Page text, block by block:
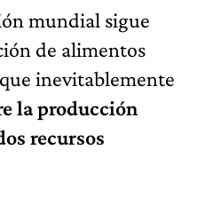
mundial sigue
de alimentos
inevitablemente
la producción
recursos